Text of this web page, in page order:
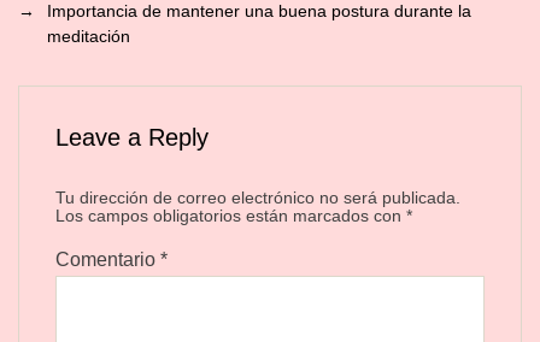
→
Importancia de mantener una buena postura durante la
meditación
Leave a Reply
Tu dirección de correo electrónico no será publicada.
Los campos obligatorios están marcados con *
Comentario *